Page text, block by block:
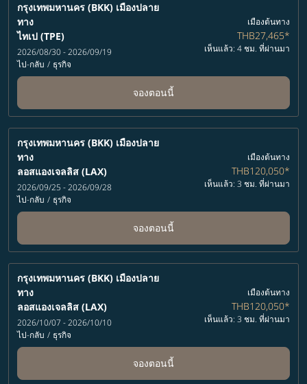
กรุงเทพมหานคร (BKK) เมืองปลาย
ทาง
ไทเป (TPE)
2026/08/30 - 2026/09/19
ไป-กลับ / ธุรกิจ
เมืองต้นทาง
THB27,465*
เห็นแล้ว: 4 ชม. ที่ผ่านมา
จองตอนนี้
กรุงเทพมหานคร (BKK) เมืองปลาย
ทาง
ลอสแองเจลลิส (LAX)
2026/09/25 - 2026/09/28
ไป-กลับ / ธุรกิจ
เมืองต้นทาง
THB120,050*
เห็นแล้ว: 3 ชม. ที่ผ่านมา
จองตอนนี้
กรุงเทพมหานคร (BKK) เมืองปลาย
ทาง
ลอสแองเจลลิส (LAX)
2026/10/07 - 2026/10/10
ไป-กลับ / ธุรกิจ
เมืองต้นทาง
THB120,050*
เห็นแล้ว: 3 ชม. ที่ผ่านมา
จองตอนนี้